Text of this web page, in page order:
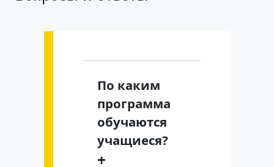
По каким
программа
обучаются
учащиеся?
+